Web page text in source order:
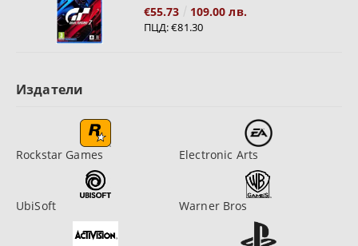
€55.73 109.00 лв.
ПЦД:€81.30
Издатели
Rockstar Games Electronic Arts
UbiSoft Warner Bros